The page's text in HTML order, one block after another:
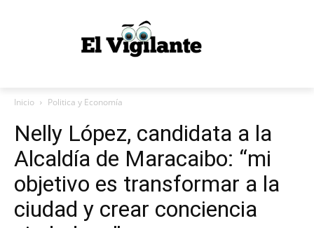
Inicio Politica y Economía
Nelly López, candidata a la
Alcaldía de Maracaibo: “mi
objetivo es transformar a la
ciudad y crear conciencia